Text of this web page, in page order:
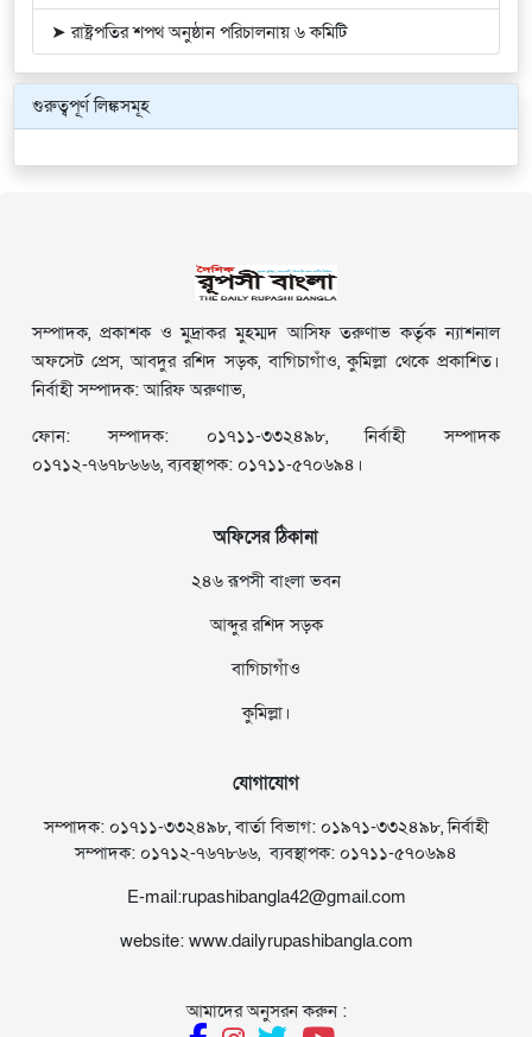
➤ রাষ্ট্রপতির শপথ অনুষ্ঠান পরিচালনায় ৬ কমিটি
গুরুত্বপূর্ণ লিঙ্কসমূহ
সম্পাদক, প্রকাশক ও মুদ্রাকর মুহম্মদ আসিফ তরুণাভ কর্তৃক ন্যাশনাল
অফসেট প্রেস, আবদুর রশিদ সড়ক, বাগিচাগাঁও, কুমিল্লা থেকে প্রকাশিত।
নির্বাহী সম্পাদক: আরিফ অরুণাভ,
ফোন: সম্পাদক: ০১৭১১-৩৩২৪৯৮, নির্বাহী সম্পাদক
০১৭১২-৭৬৭৮৬৬৬, ব্যবস্থাপক: ০১৭১১-৫৭০৬৯৪।
অফিসের ঠিকানা
২৪৬ রূপসী বাংলা ভবন
আব্দুর রশিদ সড়ক
বাগিচাগাঁও
কুমিল্লা।
যোগাযোগ
সম্পাদক: ০১৭১১-৩৩২৪৯৮, বার্তা বিভাগ: ০১৯৭১-৩৩২৪৯৮, নির্বাহী
সম্পাদক: ০১৭১২-৭৬৭৮৬৬, ব্যবস্থাপক: ০১৭১১-৫৭০৬৯৪
E-mail:rupashibangla42@gmail.com
website: www.dailyrupashibangla.com
আমাদের অনুসরন করুন :